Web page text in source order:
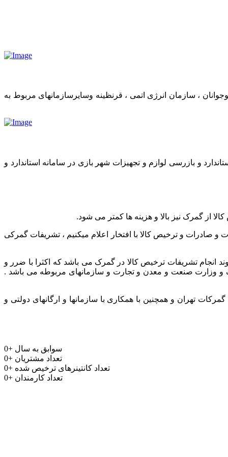
، سازمان انرژی اتمی ، قرنظینه وسایرسازمانهای مربوط به
و بازرسی لوازم و تجهیزات شهر بازی در سامانه استاندارد و
از گمرک نیز بالا و هزینه ها کمتر می شود.
باتجربه جهت واردات و صادرات و ترخیص کالا با افتخار اعلام میکنیم ، تشریفات گمرکی
انجام تشریفات ترخیص کالا در گمرک می باشد که اکثرا با ضرر و
و وزارت صنعت و معدن و تجارت و سازمانهای مربوطه می باشد .
تهران و همچنین با همکاری با سازمانها و ارگانهای دولتی و
0+ سوابق به سال
0+ تعداد مشتریان
0+ تعداد کانتینرهای ترخیص شده
0+ تعداد کارمندان